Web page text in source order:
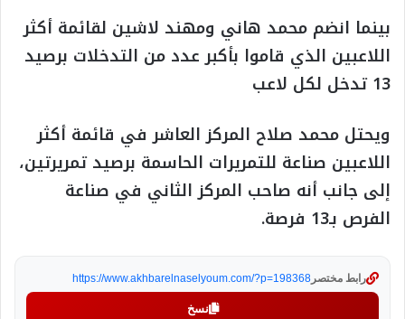
بينما انضم محمد هاني ومهند لاشين لقائمة أكثر
اللاعبين الذي قاموا بأكبر عدد من التدخلات برصيد
13 تدخل لكل لاعب
ويحتل محمد صلاح المركز العاشر في قائمة أكثر
اللاعبين صناعة للتمريرات الحاسمة برصيد تمريرتين،
إلى جانب أنه صاحب المركز الثاني في صناعة
الفرص بـ13 فرصة.
رابط مختصر https://www.akhbarelnaselyoum.com/?p=198368
نسخ